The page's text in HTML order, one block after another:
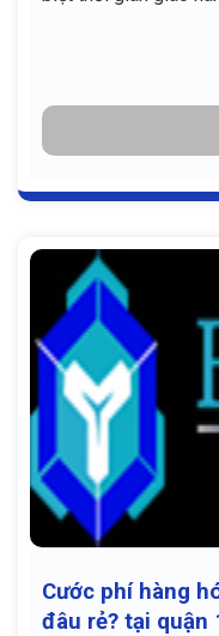
Cước phí hàng
đâu rẻ? tại quận